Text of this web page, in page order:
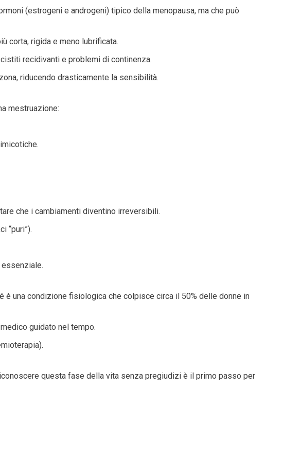
(estrogeni e androgeni) tipico della menopausa, ma che può
corta, rigida e meno lubrificata.
recidivanti e problemi di continenza.
riducendo drasticamente la sensibilità.
mestruazione:
che i cambiamenti diventino irreversibili.
“puri”).
è una condizione fisiologica che colpisce circa il 50% delle donne in
guidato nel tempo.
questa fase della vita senza pregiudizi è il primo passo per